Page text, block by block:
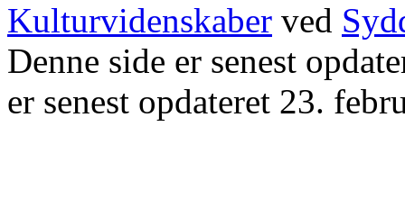
Kulturvidenskaber ved
Denne side er senest
er senest opdateret 23.